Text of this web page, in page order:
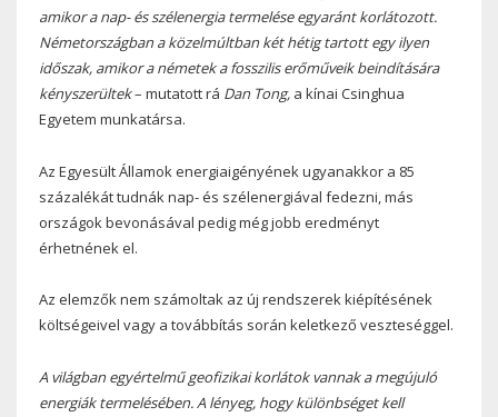
amikor a nap- és szélenergia termelése egyaránt korlátozott.
Németországban a közelmúltban két hétig tartott egy ilyen
időszak, amikor a németek a fosszilis erőműveik beindítására
kényszerültek– mutatott rá Dan Tong, a kínai Csinghua
Egyetem munkatársa.
Az Egyesült Államok energiaigényének ugyanakkor a 85
százalékát tudnák nap- és szélenergiával fedezni, más
országok bevonásával pedig még jobb eredményt
érhetnének el.
Az elemzők nem számoltak az új rendszerek kiépítésének
költségeivel vagy a továbbítás során keletkező veszteséggel.
A világban egyértelmű geofizikai korlátok vannak a megújuló
energiák termelésében. A lényeg, hogy különbséget kell